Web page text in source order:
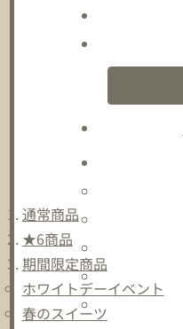
通常商品
★6商品
期間限定商品
ホワイトデーイベント
春のスイーツ